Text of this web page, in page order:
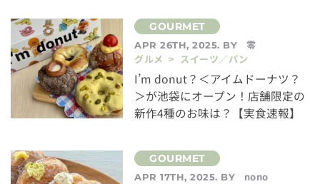
APR 26TH, 2025. BY
零
グルメ > スイーツ／パン
I’m donut？＜アイムドーナツ？
＞が池袋にオープン！店舗限定の
新作4種のお味は？【実食速報】
APR 17TH, 2025. BY
nono